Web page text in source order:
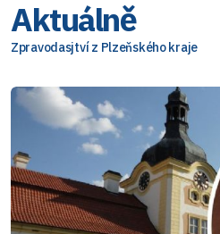
Aktuálně
Zpravodasjtví z Plzeňského kraje